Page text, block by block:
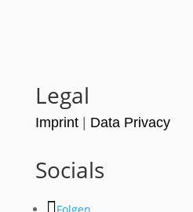
Legal
Imprint| Data Privacy
Socials